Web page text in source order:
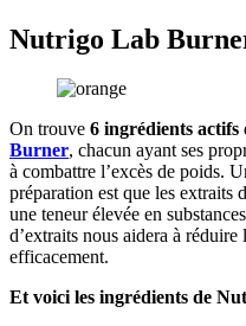
Nutrigo Lab
On trouve 6 ingrédients actifs
Burner, chacun ayant ses
à combattre l’excès de poids.
préparation est que les extraits
une teneur élevée en
d’extraits nous aidera à
efficacement.
Et voici les ingrédients de